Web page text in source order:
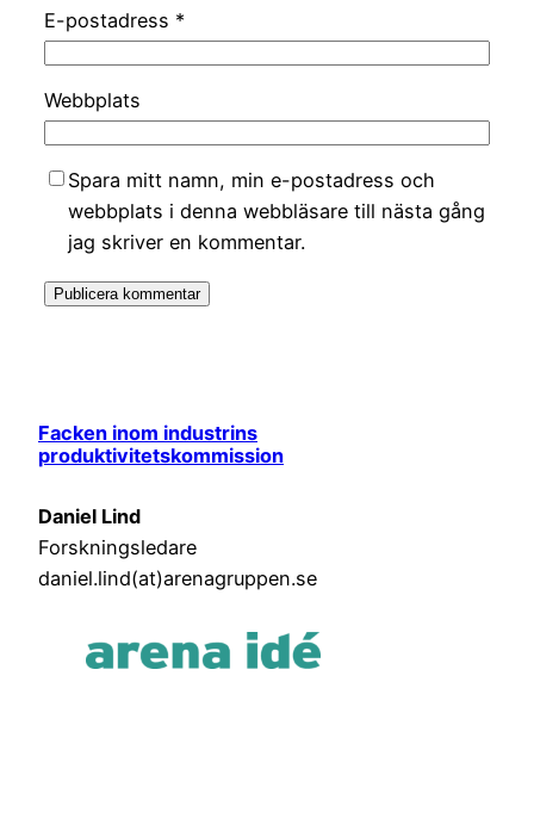
E-postadress *
Webbplats
Spara mitt namn, min e-postadress och
webbplats i denna webbläsare till nästa gång
jag skriver en kommentar.
Facken inom industrins
produktivitetskommission
Daniel Lind
Forskningsledare
daniel.lind(at)arenagruppen.se